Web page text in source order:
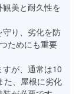
美と耐久性を
り、劣化を防
ためにも重要
が、通常は10
た、屋根に劣化